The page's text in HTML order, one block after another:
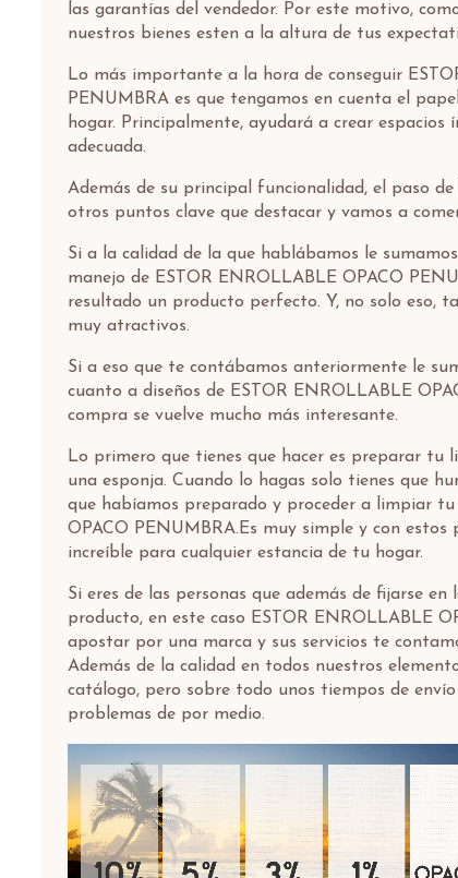
las garantías del vendedor. Por este motivo,
nuestros bienes esten a la altura de tus
Lo más importante a la hora de conseguir
PENUMBRA es que tengamos en cuenta el
hogar. Principalmente, ayudará a crear espacios
adecuada.
Además de su principal funcionalidad, el paso
otros puntos clave que destacar y vamos a
Si a la calidad de la que hablábamos le
manejo de ESTOR ENROLLABLE OPACO
resultado un producto perfecto. Y, no solo eso,
muy atractivos.
Si a eso que te contábamos anteriormente le
cuanto a diseños de ESTOR ENROLLABLE
compra se vuelve mucho más interesante.
Lo primero que tienes que hacer es preparar
una esponja. Cuando lo hagas solo tienes que
que habíamos preparado y proceder a limpiar
OPACO PENUMBRA.Es muy simple y con estos
increíble para cualquier estancia de tu hogar.
Si eres de las personas que además de fijarse en
producto, en este caso ESTOR ENROLLABLE
apostar por una marca y sus servicios te
Además de la calidad en todos nuestros
catálogo, pero sobre todo unos tiempos de
problemas de por medio.